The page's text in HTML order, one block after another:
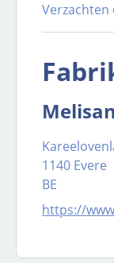
Verzachten
1140 Evere
BE
https://